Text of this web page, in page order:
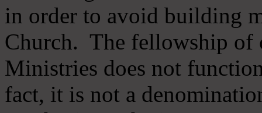
in order to avoid building
Church. The fellowship of
Ministries does not
fact, it is not a